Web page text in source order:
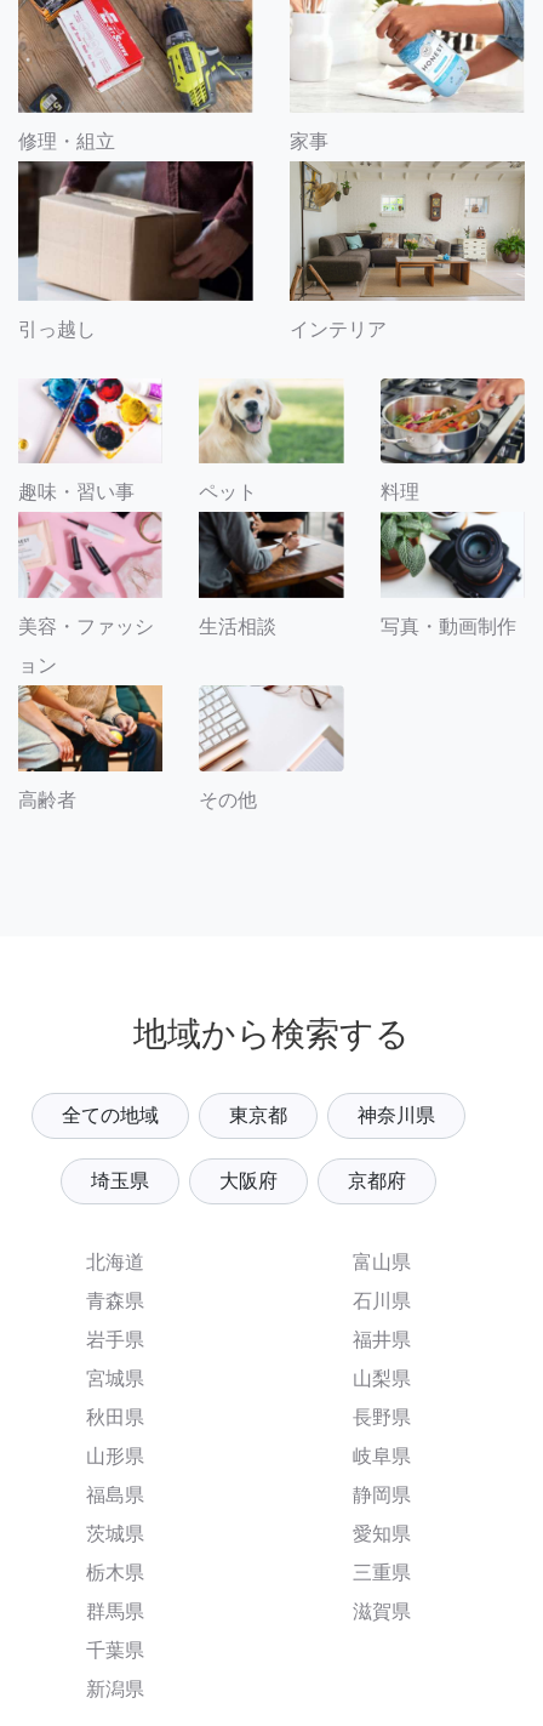
修理・組立 家事
引っ越し インテリア
趣味・習い事 ペット 料理
美容・ファッシ
ョン
生活相談 写真・動画制作
高齢者 その他
地域から検索する
全ての地域 東京都 神奈川県
埼玉県 大阪府 京都府
北海道
青森県
岩手県
宮城県
秋田県
山形県
福島県
茨城県
栃木県
群馬県
千葉県
新潟県
富山県
石川県
福井県
山梨県
長野県
岐阜県
静岡県
愛知県
三重県
滋賀県